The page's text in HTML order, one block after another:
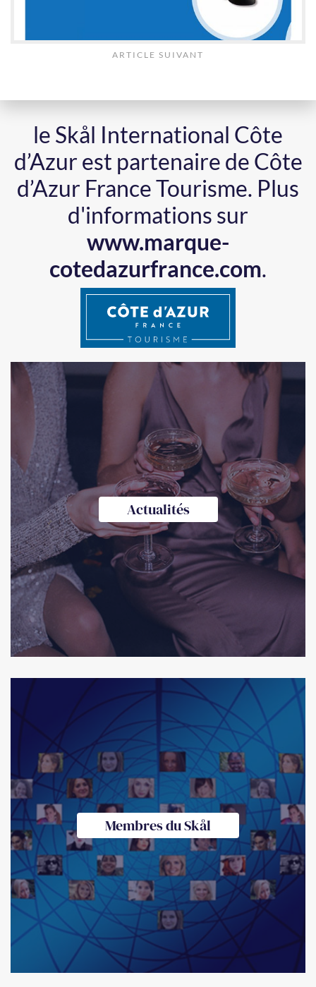
ARTICLE SUIVANT
le Skål International Côte
d’Azur est partenaire de Côte
d’Azur France Tourisme. Plus
d'informations sur
www.marque-
cotedazurfrance.com.
Actualités
Membres du Skål